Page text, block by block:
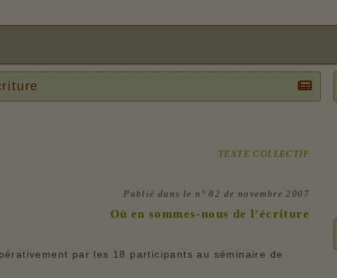
TEXTE COLLECTIF
Publié dans le n° 82 de novembre 2007
Où en sommes-nous de l'écriture
par les 18 participants au séminaire de